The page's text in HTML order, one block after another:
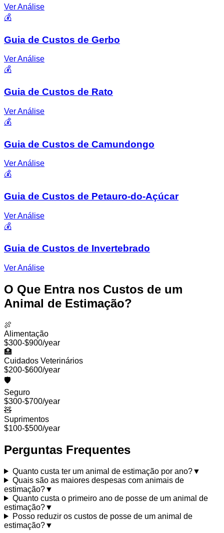
Ver Análise
💰
Guia de Custos de Gerbo
Ver Análise
💰
Guia de Custos de Rato
Ver Análise
💰
Guia de Custos de Camundongo
Ver Análise
💰
Guia de Custos de Petauro-do-Açúcar
Ver Análise
💰
Guia de Custos de Invertebrado
Ver Análise
O Que Entra nos Custos de um
Animal de Estimação?
🍖
Alimentação
$300-$900/year
🏥
Cuidados Veterinários
$200-$600/year
🛡️
Seguro
$300-$700/year
🧸
Suprimentos
$100-$500/year
Perguntas Frequentes
Quanto custa ter um animal de estimação por ano?▼
Quais são as maiores despesas com animais de
estimação?▼
Quanto custa o primeiro ano de posse de um animal de
estimação?▼
Posso reduzir os custos de posse de um animal de
estimação?▼